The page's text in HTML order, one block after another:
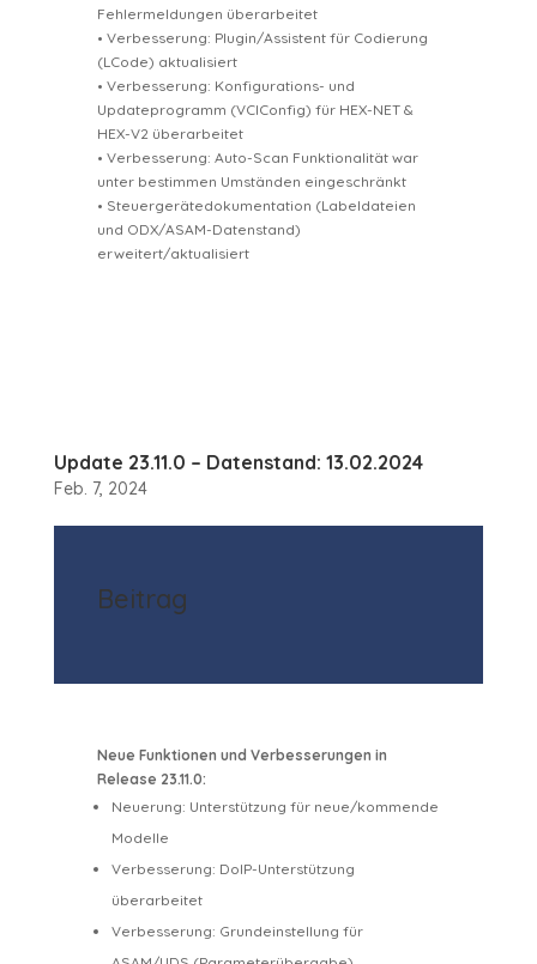
Fehlermeldungen überarbeitet
• Verbesserung: Plugin/Assistent für Codierung
(LCode) aktualisiert
• Verbesserung: Konfigurations- und
Updateprogramm (VCIConfig) für HEX-NET &
HEX-V2 überarbeitet
• Verbesserung: Auto-Scan Funktionalität war
unter bestimmen Umständen eingeschränkt
• Steuergerätedokumentation (Labeldateien
und ODX/ASAM-Datenstand)
erweitert/aktualisiert
Update 23.11.0 – Datenstand: 13.02.2024
Feb. 7, 2024
Beitrag
Neue Funktionen und Verbesserungen in
Release 23.11.0:
Neuerung: Unterstützung für neue/kommende
Modelle
Verbesserung: DoIP-Unterstützung
überarbeitet
Verbesserung: Grundeinstellung für